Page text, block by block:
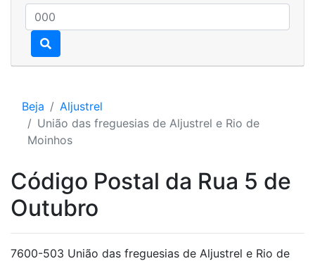
Beja
Aljustrel
União das freguesias de Aljustrel e Rio de
Moinhos
Código Postal da Rua 5 de
Outubro
7600-503 União das freguesias de Aljustrel e Rio de